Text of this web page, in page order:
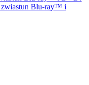
zwiastun Blu-ray™ i